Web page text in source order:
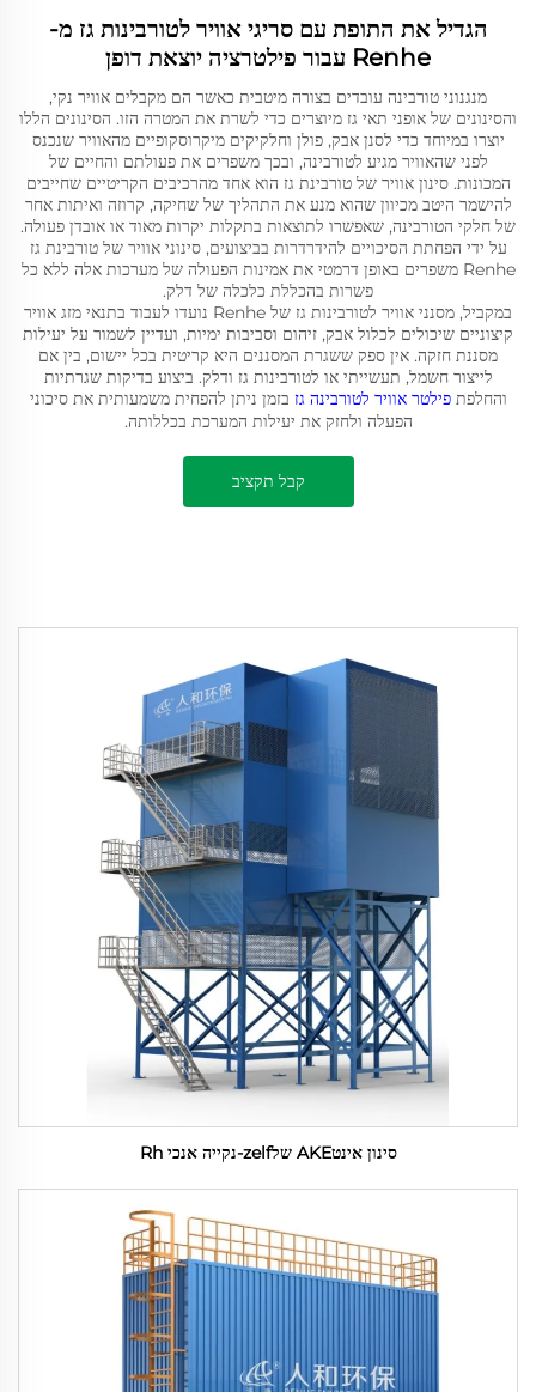
הגדיל את התופת עם סריגי אוויר לטורבינות גז מ-
Renhe עבור פילטרציה יוצאת דופן
מנגנוני טורבינה עובדים בצורה מיטבית כאשר הם מקבלים אוויר נקי,
והסינונים של אופני תאי גז מיוצרים כדי לשרת את המטרה הזו. הסינונים הללו
יוצרו במיוחד כדי לסנן אבק, פולן וחלקיקים מיקרוסקופיים מהאוויר שנכנס
לפני שהאוויר מגיע לטורבינה, ובכך משפרים את פעולתם והחיים של
המכונות. סינון אוויר של טורבינת גז הוא אחד מהרכיבים הקריטיים שחייבים
להישמר היטב מכיוון שהוא מנע את התהליך של שחיקה, קרוזה ואיתות אחר
של חלקי הטורבינה, שאפשרו לתוצאות בתקלות יקרות מאוד או אובדן פעולה.
על ידי הפחתת הסיכויים להידרדרות בביצועים, סינוני אוויר של טורבינת גז
Renhe משפרים באופן דרמטי את אמינות הפעולה של מערכות אלה ללא כל
פשרות בהכללת כלכלה של דלק.
במקביל, מסנני אוויר לטורבינות גז של Renhe נועדו לעבוד בתנאי מזג אוויר
קיצוניים שיכולים לכלול אבק, זיהום וסביבות ימיות, ועדיין לשמור על יעילות
מסננת חזקה. אין ספק ששגרת המסננים היא קריטית בכל יישום, בין אם
לייצור חשמל, תעשייתי או לטורבינות גז ודלק. ביצוע בדיקות שגרתיות
והחלפתפילטר אוויר לטורבינה גז בזמן ניתן להפחית משמעותית את סיכוני
הפעלה ולחזק את יעילות המערכת בכללותה.
קבל תקציב
סינון אינטAKE שלzelf-נקייה אנכי Rh